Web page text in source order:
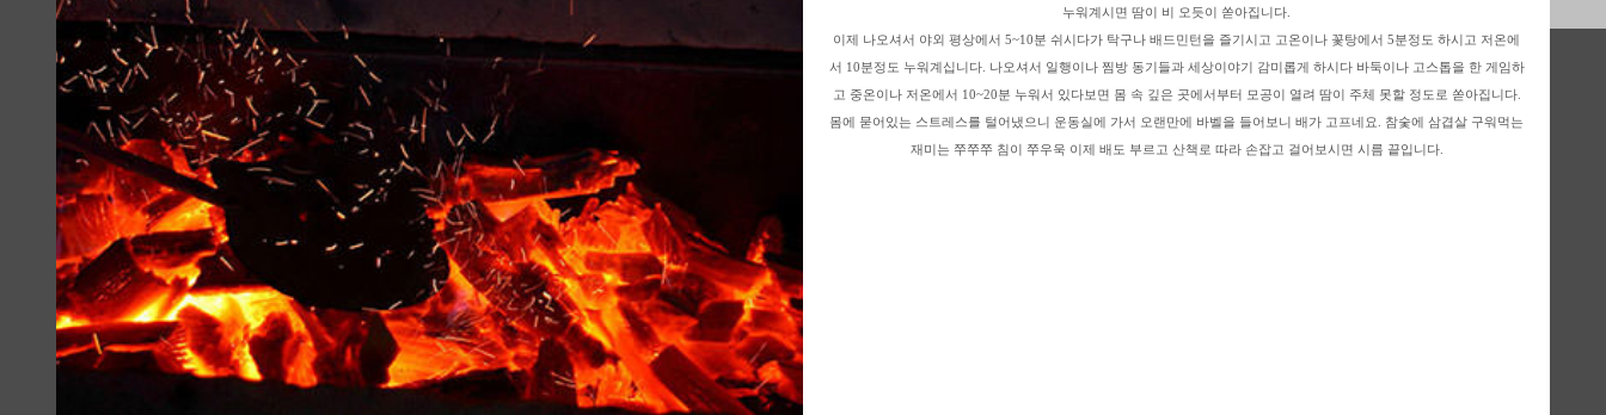
누워계시면 땀이 비 오듯이 쏟아집니다
이제 나오셔서 야외 평상에서 5~10분 쉬시다가 탁구나 배드민턴을 즐기시고 고온이나 꽃탕에서 5분정도 하시고 저온에
서 10분정도 누워계십니다. 나오셔서 일행이나 찜방 동기들과 세상이야기 감미롭게 하시다 바둑이나 고스톱을 한 게임하
고 중온이나 저온에서 10~20분 누워서 있다보면 몸 속 깊은 곳에서부터 모공이 열려 땀이 주체 못할 정도로 쏟아집니다.
몸에 묻어있는 스트레스를 털어냈으니 운동실에 가서 오랜만에 바벨을 들어보니 배가 고프네요 참숯에 삼겹살 구워먹는
재미는 쭈쭈쭈 침이 쭈우욱 이제 배도 부르고 산책로 따라 손잡고 걸어보시면 시름 끝입니다.
딸기따기체험
흑천
갈지산 345m
들꽃수목원
8
세미원
14 15